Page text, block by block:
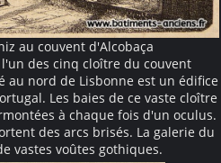
au couvent d'Alcobaça
des cinq cloître du couvent
au nord de Lisbonne est un édifice
Les baies de ce vaste cloître
à chaque fois d'un oculus.
des arcs brisés. La galerie du
vastes voûtes gothiques.